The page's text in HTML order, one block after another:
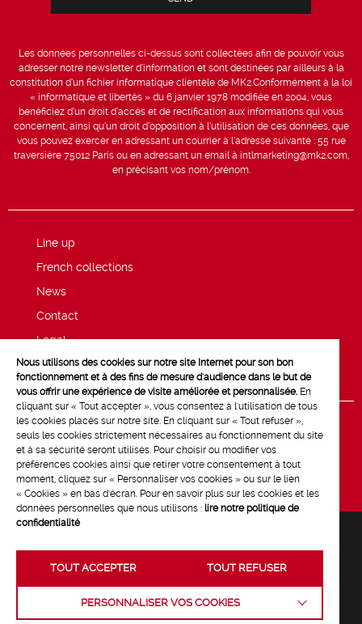
Les données personnelles ci-dessus sont collectées afin de pouvoir vous
adresser notre newsletter d’information et sont destinées par ailleurs à la
constitution d’un fichier informatique clientèle de MK2.Conformément à la loi
« informatique et libertés » du 6 janvier 1978 modifiée en 2004, vous
bénéficiez d’un droit d’accès et de rectification aux informations qui vous
concernent, ainsi qu’un droit d’opposition à l’utilisation de ces données, que
vous pouvez exercer en adressant un courrier à l’adresse suivante : 55 rue
traversière 75012 Paris ou en adressant un email à intlmarketing@mk2.com,
en précisant vos nom/prénom.
Line up
French collections
News
Contact
Legal
Privacy and cookie policy
Crédits :La Jungle
Nous utilisons des cookies sur notre site Internet pour son bon
fonctionnement et à des fins de mesure d'audience dans le but de
vous offrir une expérience de visite améliorée et personnalisée. En
cliquant sur « Tout accepter », vous consentez à l'utilisation de tous
les cookies placés sur notre site. En cliquant sur « Tout refuser »,
seuls les cookies strictement nécessaires au fonctionnement du site
et à sa sécurité seront utilisés. Pour choisir ou modifier vos
préférences cookies ainsi que retirer votre consentement à tout
moment, cliquez sur « Personnaliser vos cookies » ou sur le lien
« Cookies » en bas d'écran. Pour en savoir plus sur les cookies et les
données personnelles que nous utilisons : lire notre politique de
confidentialité
TOUT ACCEPTER TOUT REFUSER
PERSONNALISER VOS COOKIES